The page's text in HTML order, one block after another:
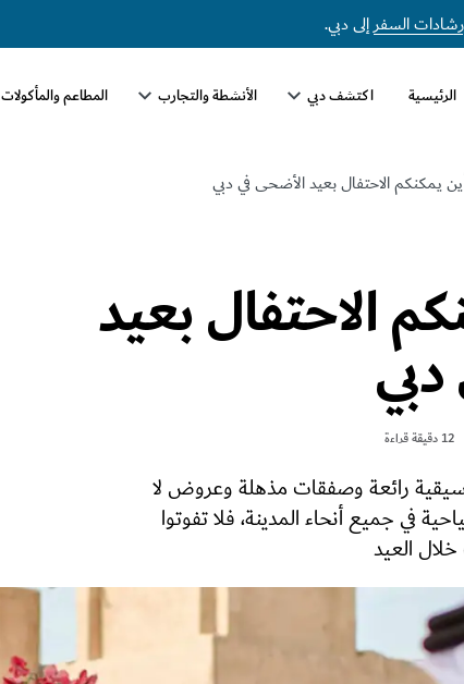
السفرإلى دبي.
الرئيسية اكتشف دبي الأنشطة والتجارب المطاعم والمأكولات
يمكنكم الاحتفال بعيد الأضحى في دبي
الاحتفال بعيد
12 دقيقة قراءة
رائعة وصفقات مذهلة وعروض لا
في جميع أنحاء المدينة، فلا تفوتوا
خلال العيد